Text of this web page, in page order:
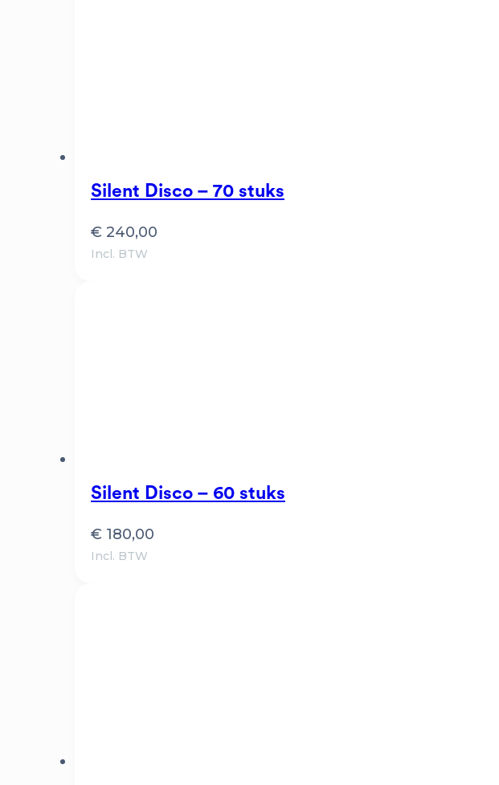
Silent Disco – 70 stuks
€ 240,00
Incl. BTW
Silent Disco – 60 stuks
€ 180,00
Incl. BTW